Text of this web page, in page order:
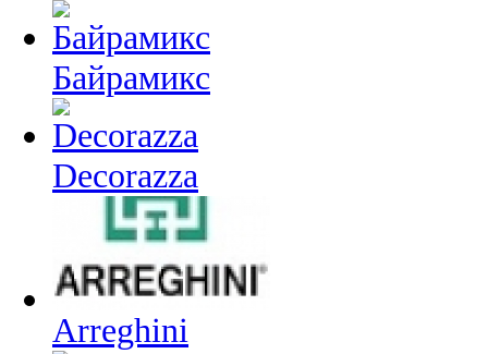
Байрамикс
Decorazza
Arreghini